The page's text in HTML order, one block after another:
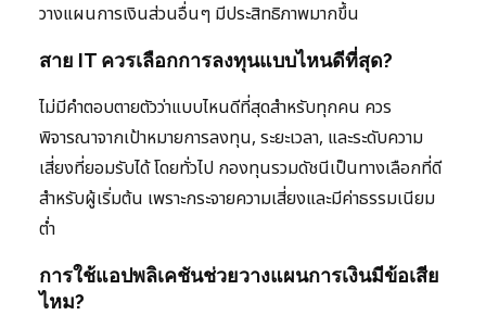
วางแผนการเงินส่วนอื่นๆ มีประสิทธิภาพมากขึ้น
สาย IT ควรเลือกการลงทุนแบบไหนดีที่สุด?
ไม่มีคำตอบตายตัวว่าแบบไหนดีที่สุดสำหรับทุกคน ควร
พิจารณาจากเป้าหมายการลงทุน, ระยะเวลา, และระดับความ
เสี่ยงที่ยอมรับได้ โดยทั่วไป กองทุนรวมดัชนีเป็นทางเลือกที่ดี
สำหรับผู้เริ่มต้น เพราะกระจายความเสี่ยงและมีค่าธรรมเนียม
ต่ำ
การใช้แอปพลิเคชันช่วยวางแผนการเงินมีข้อเสีย
ไหม?